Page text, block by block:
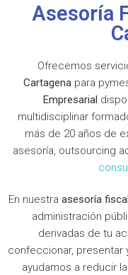
Asesoría
Ofrecemos
Cartagena para
Empresarial
multidisciplinar
más de 20 años de
asesoría, outsourcing
En nuestra asesoría fiscal
administración
derivadas de tu
confeccionar,
ayudamos a reducir